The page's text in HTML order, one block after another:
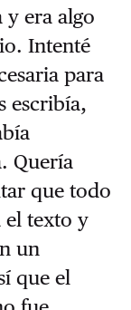
y era algo
Intenté
para
escribía,
Quería
que todo
el texto y
un
que el